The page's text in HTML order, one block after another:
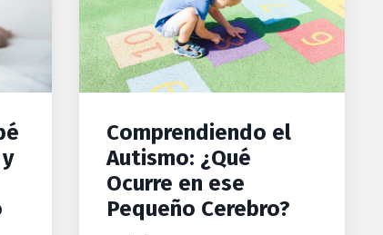
Comprendiendo el
Autismo: ¿Qué
Ocurre en ese
Pequeño Cerebro?